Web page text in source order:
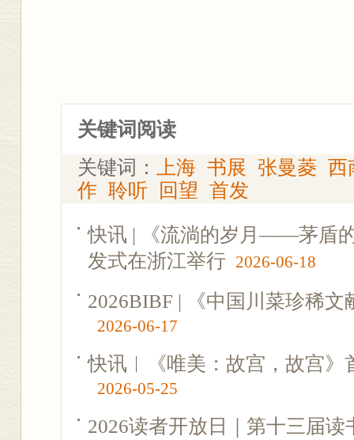
关键词阅读
关键词：
上海 书展 张曼菱 西
作 聆听 回望 首发
快讯 | 《流淌的岁月——茅盾
发式在浙江举行 2026-06-18
2026BIBF | 《中国川菜珍稀
2026-06-17
快讯︱《唯美：故宫，故宫》
2026-05-25
2026读者开放日｜第十三届